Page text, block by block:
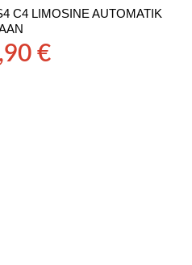
C4 LIMOSINE AUTOMATIK
€